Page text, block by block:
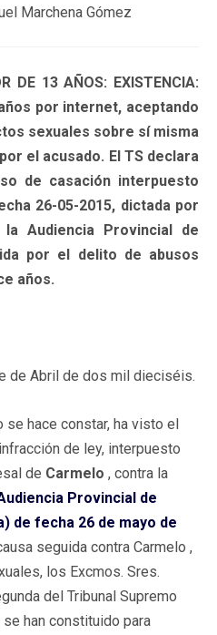
Marchena Gómez
DE 13 AÑOS: EXISTENCIA:
por internet, aceptando
sexuales sobre sí misma
el acusado. El TS declara
de casación interpuesto
26-05-2015, dictada por
Audiencia Provincial de
por el delito de abusos
años.
de Abril de dos mil dieciséis.
se hace constar, ha visto el
de ley, interpuesto
de Carmelo , contra la
Provincial de
de fecha 26 de mayo de
seguida contra Carmelo ,
los Excmos. Sres.
del Tribunal Supremo
han constituido para